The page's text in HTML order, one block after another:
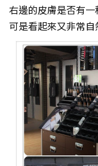
右邊的皮膚是否有
可是看起來又非常自